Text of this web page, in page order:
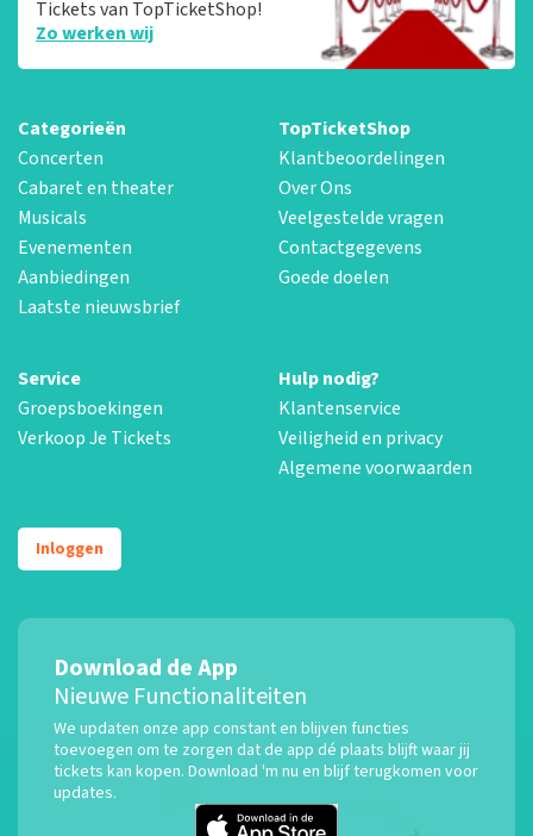
Tickets van TopTicketShop!
Zo werken wij
Categorieën
Concerten
Cabaret en theater
Musicals
Evenementen
Aanbiedingen
Laatste nieuwsbrief
TopTicketShop
Klantbeoordelingen
Over Ons
Veelgestelde vragen
Contactgegevens
Goede doelen
Service
Groepsboekingen
Verkoop Je Tickets
Hulp nodig?
Klantenservice
Veiligheid en privacy
Algemene voorwaarden
Inloggen
Download de App
Nieuwe Functionaliteiten
We updaten onze app constant en blijven functies
toevoegen om te zorgen dat de app dé plaats blijft waar jij
tickets kan kopen. Download 'm nu en blijf terugkomen voor
updates.